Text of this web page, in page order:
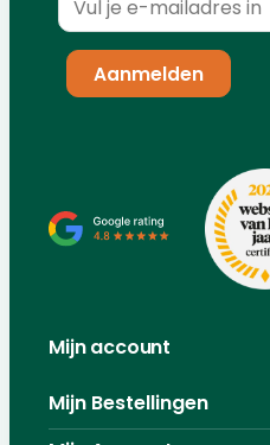
Mijn account
Mijn Bestellingen